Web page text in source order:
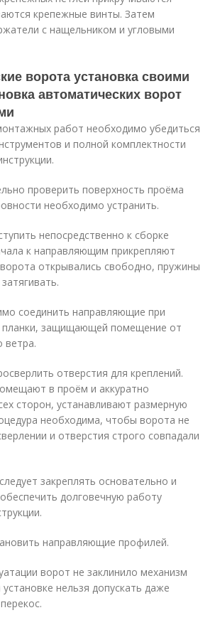
крепежные винты. Затем
с нащельником и угловыми
ворота установка своими
автоматических ворот
работ необходимо убедиться
и полной комплектности
проверить поверхность проёма
необходимо устранить.
непосредственно к сборке
к направляющим прикрепляют
открывались свободно, пружины
соединить направляющие при
защищающей помещение от
ветра.
отверстия для креплений.
в проём и аккуратно
сторон, устанавливают размерную
необходима, чтобы ворота не
и отверстия строго совпадали
закреплять основательно и
долговечную работу
направляющие профилей.
ворот не заклинило механизм
установке нельзя допускать даже